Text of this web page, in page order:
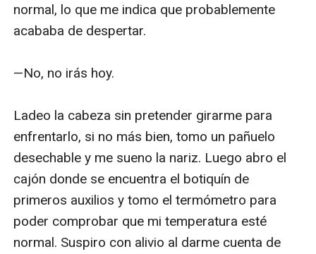
normal, lo que me indica que probablemente
acababa de despertar.
—No, no irás hoy.
Ladeo la cabeza sin pretender girarme para
enfrentarlo, si no más bien, tomo un pañuelo
desechable y me sueno la nariz. Luego abro el
cajón donde se encuentra el botiquín de
primeros auxilios y tomo el termómetro para
poder comprobar que mi temperatura esté
normal. Suspiro con alivio al darme cuenta de